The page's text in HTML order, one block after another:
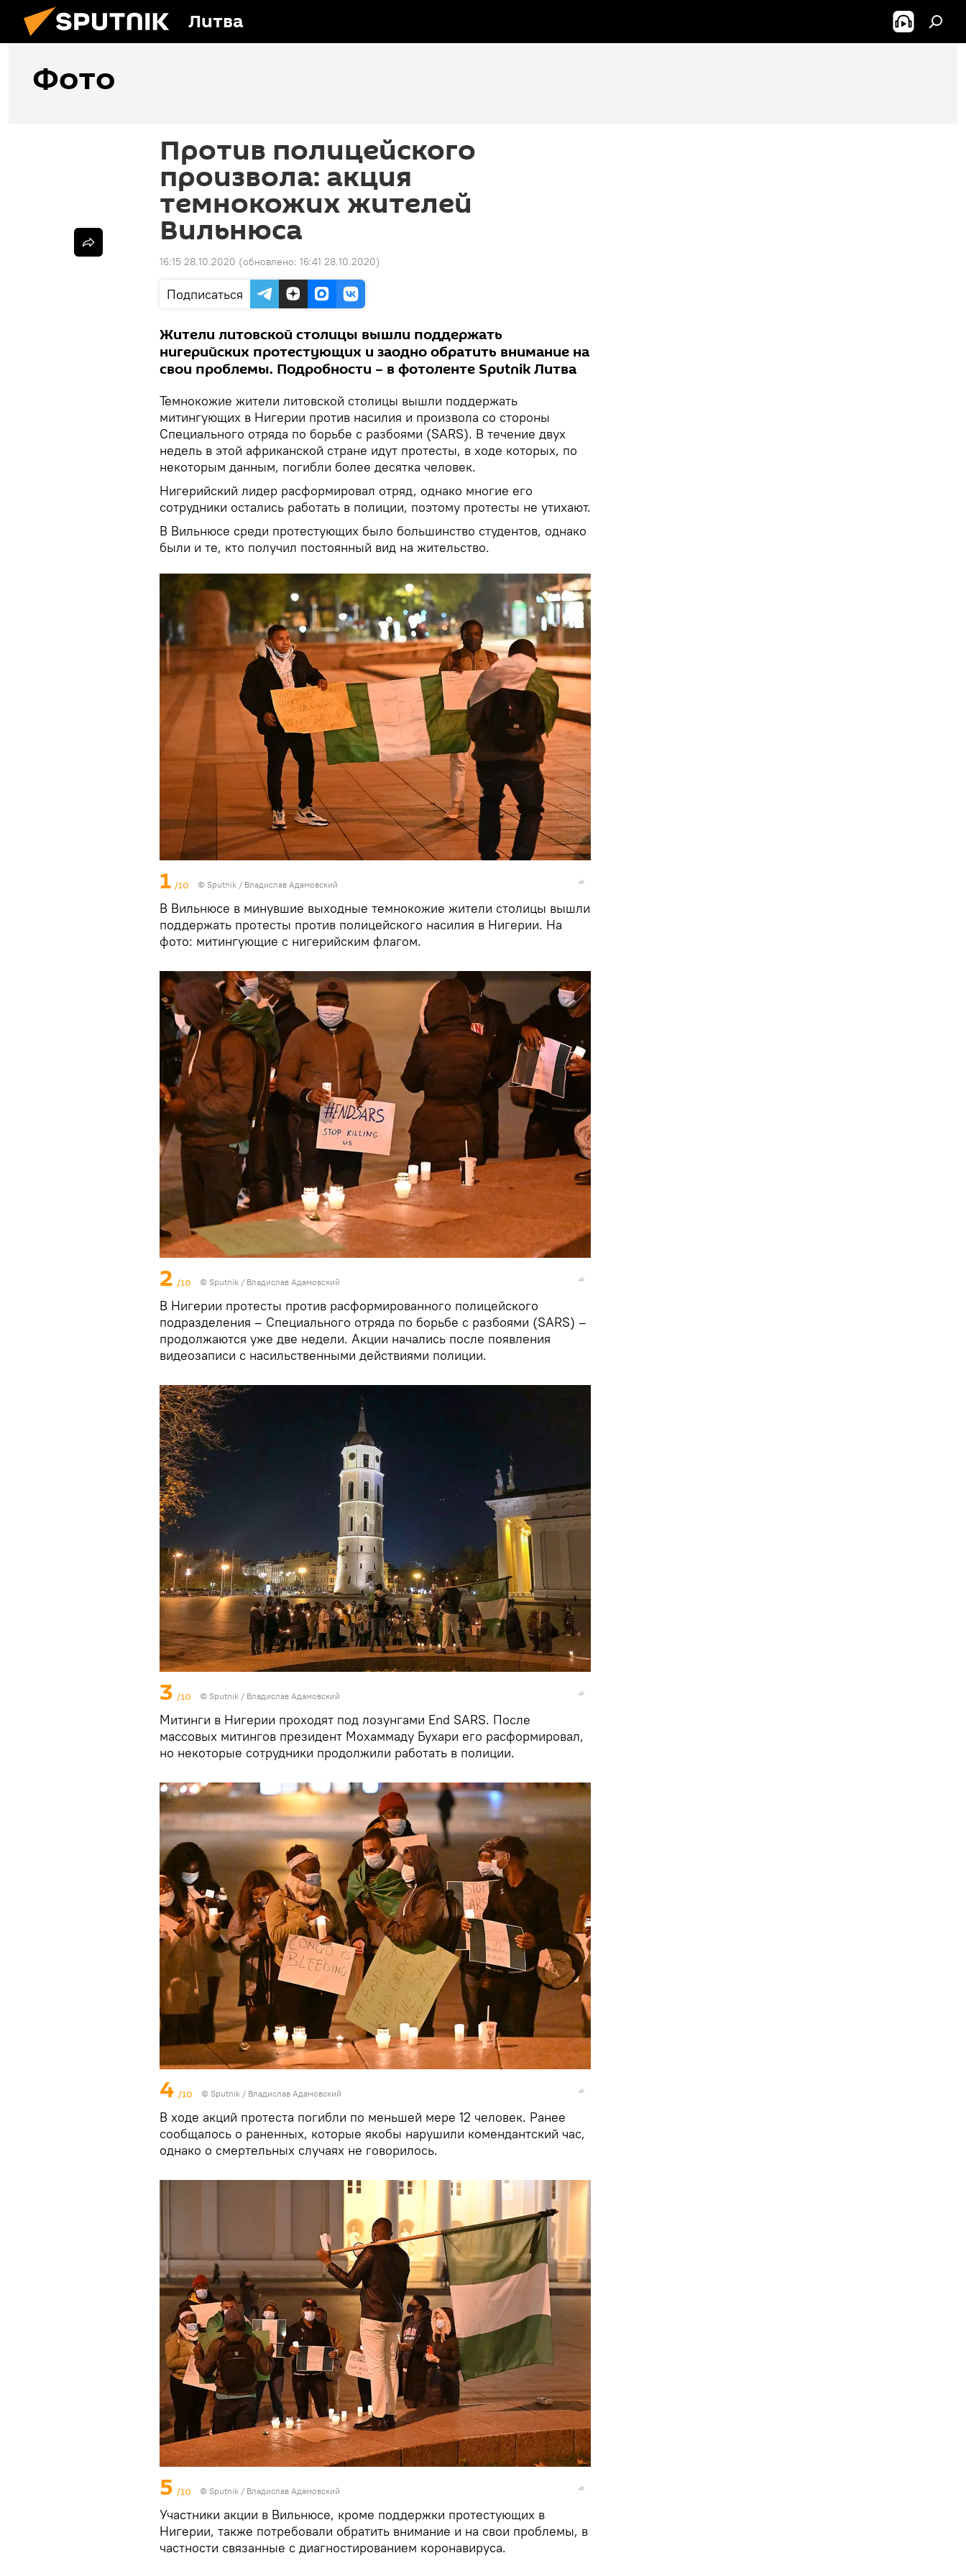
Литва
Фото
Против полицейского
произвола: акция
темнокожих жителей
Вильнюса
16:15 28.10.2020 (обновлено: 16:41 28.10.2020)
Подписаться
Жители литовской столицы вышли поддержать
нигерийских протестующих и заодно обратить внимание на
свои проблемы. Подробности – в фотоленте Sputnik Литва
Темнокожие жители литовской столицы вышли поддержать
митингующих в Нигерии против насилия и произвола со стороны
Специального отряда по борьбе с разбоями (SARS). В течение двух
недель в этой африканской стране идут протесты, в ходе которых, по
некоторым данным, погибли более десятка человек.
Нигерийский лидер расформировал отряд, однако многие его
сотрудники остались работать в полиции, поэтому протесты не утихают.
В Вильнюсе среди протестующих было большинство студентов, однако
были и те, кто получил постоянный вид на жительство.
1 /10 © Sputnik / Владислав Адамовский
В Вильнюсе в минувшие выходные темнокожие жители столицы вышли
поддержать протесты против полицейского насилия в Нигерии. На
фото: митингующие с нигерийским флагом.
2 /10 © Sputnik / Владислав Адамовский
В Нигерии протесты против расформированного полицейского
подразделения – Специального отряда по борьбе с разбоями (SARS) –
продолжаются уже две недели. Акции начались после появления
видеозаписи с насильственными действиями полиции.
3 /10 © Sputnik / Владислав Адамовский
Митинги в Нигерии проходят под лозунгами End SARS. После
массовых митингов президент Мохаммаду Бухари его расформировал,
но некоторые сотрудники продолжили работать в полиции.
4 /10 © Sputnik / Владислав Адамовский
В ходе акций протеста погибли по меньшей мере 12 человек. Ранее
сообщалось о раненных, которые якобы нарушили комендантский час,
однако о смертельных случаях не говорилось.
5 /10 © Sputnik / Владислав Адамовский
Участники акции в Вильнюсе, кроме поддержки протестующих в
Нигерии, также потребовали обратить внимание и на свои проблемы, в
частности связанные с диагностированием коронавируса.